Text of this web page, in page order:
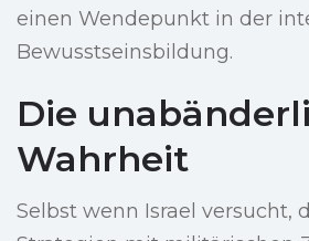
einen Wendepunkt in der
Bewusstseinsbildung.
Die
Wahrheit
Selbst wenn Israel versucht,